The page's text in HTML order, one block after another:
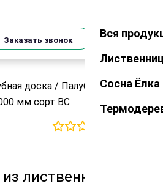
Заказать звонок Закрыть
Вся
Сосна Ёлка
доска / Палубная доска из
мм сорт ВС
лиственницы